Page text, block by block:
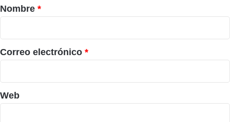
r
i
o
*
Nombre *
Correo electrónico *
Web